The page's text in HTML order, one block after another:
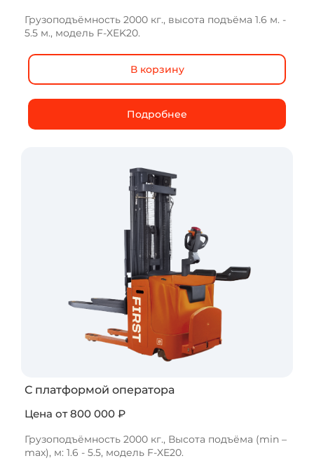
Грузоподъёмность 2000 кг., высота подъёма 1.6 м. -
5.5 м., модель F-XEK20.
В корзину
Подробнее
С платформой оператора
Цена от 800 000 ₽
Грузоподъёмность 2000 кг., Высота подъёма (min –
max), м: 1.6 - 5.5, модель F-XE20.